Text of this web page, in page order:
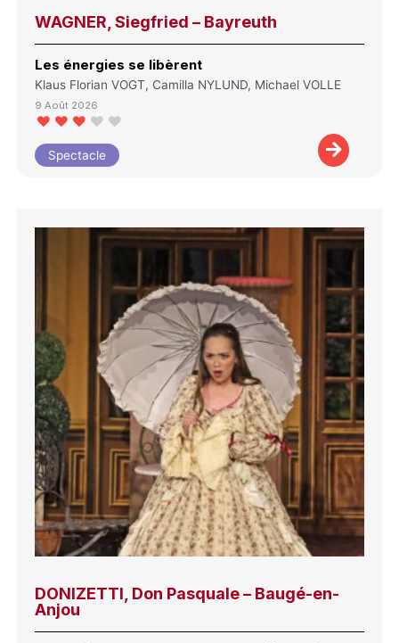
WAGNER, Siegfried – Bayreuth
Les énergies se libèrent
Klaus Florian VOGT, Camilla NYLUND, Michael VOLLE
9 Août 2026
Spectacle
DONIZETTI, Don Pasquale – Baugé-en-
Anjou